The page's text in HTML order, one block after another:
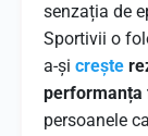
senzația de
Sportivii o
a-și crește
performanța
persoanele